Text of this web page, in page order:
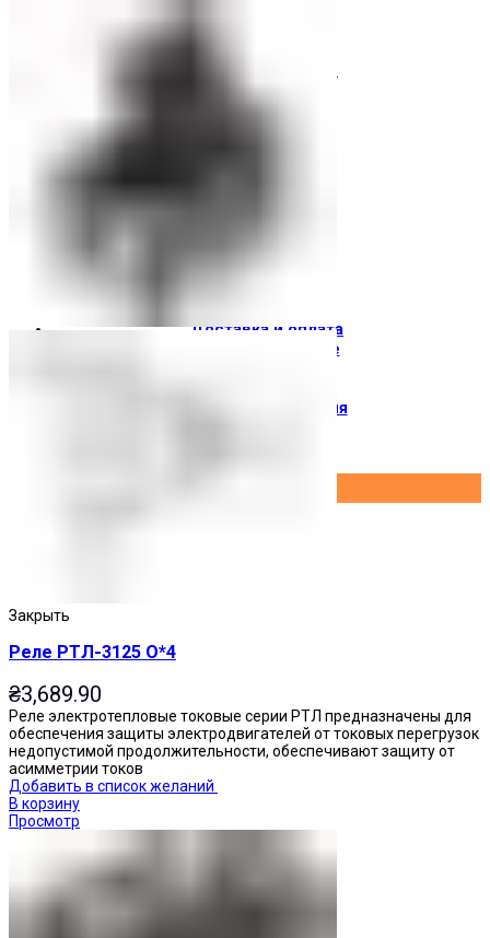
Зуммеры
Корпуса
Печатные платы
Оборудование для лифтов
Штампы Прес-формы
Солнечные панели
Доставка и оплата
О торговой марке
Вход / Регистрация
Закрыть
Реле РТЛ-3125 О*4
₴3,689.90
Реле электротепловые токовые серии РТЛ предназначены для
обеспечения защиты электродвигателей от токовых перегрузок
недопустимой продолжительности, обеспечивают защиту от
асимметрии токов
Добавить в список желаний
В корзину
Просмотр